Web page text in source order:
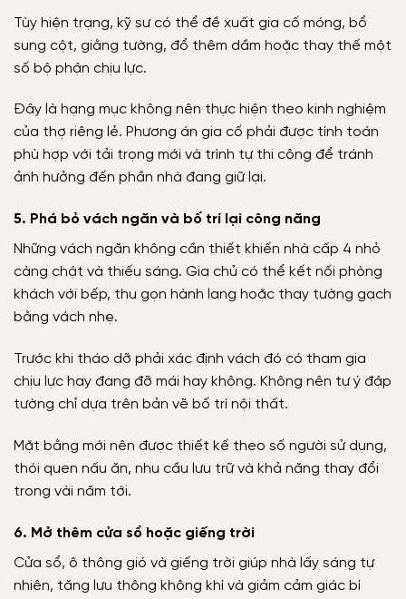
Tùy hiện trạng, kỹ sư có thể đề xuất gia cố móng, bổ
sung cột, giằng tường, đổ thêm dầm hoặc thay thế một
số bộ phận chịu lực.
Đây là hạng mục không nên thực hiện theo kinh nghiệm
của thợ riêng lẻ. Phương án gia cố phải được tính toán
phù hợp với tải trọng mới và trình tự thi công để tránh
ảnh hưởng đến phần nhà đang giữ lại.
5. Phá bỏ vách ngăn và bố trí lại công năng
Những vách ngăn không cần thiết khiến nhà cấp 4 nhỏ
càng chật và thiếu sáng. Gia chủ có thể kết nối phòng
khách với bếp, thu gọn hành lang hoặc thay tường gạch
bằng vách nhẹ.
Trước khi tháo dỡ phải xác định vách đó có tham gia
chịu lực hay đang đỡ mái hay không. Không nên tự ý đập
tường chỉ dựa trên bản vẽ bố trí nội thất.
Mặt bằng mới nên được thiết kế theo số người sử dụng,
thói quen nấu ăn, nhu cầu lưu trữ và khả năng thay đổi
trong vài năm tới.
6. Mở thêm cửa sổ hoặc giếng trời
Cửa sổ, ô thông gió và giếng trời giúp nhà lấy sáng tự
nhiên, tăng lưu thông không khí và giảm cảm giác bí